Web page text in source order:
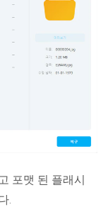
포맷 된 플래시
.